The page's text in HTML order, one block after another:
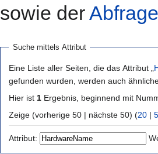
sowie der
Suche mittels Attribut
Eine Liste aller Seiten, die das Attribut „
gefunden wurden, werden auch
Hier ist 1 Ergebnis, beginnend mit
Zeige (vorherige 50 | nächste 50) (20 |
Attribut: